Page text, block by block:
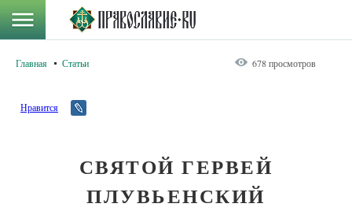
Главная Статьи 678 просмотров
Нравится
СВЯТОЙ ГЕРВЕЙ
ПЛУВЬЕНСКИЙ